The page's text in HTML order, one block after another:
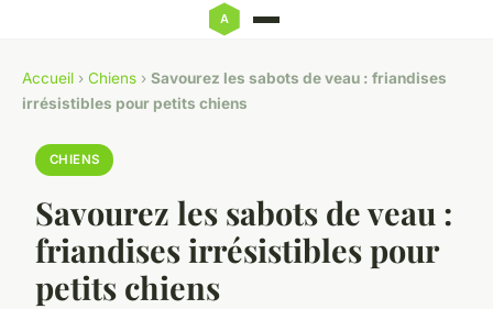
Accueil › Chiens › Savourez les sabots de veau : friandises
irrésistibles pour petits chiens
CHIENS
Savourez les sabots de veau :
friandises irrésistibles pour
petits chiens